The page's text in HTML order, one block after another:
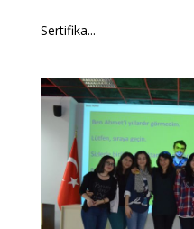
Sertifika...